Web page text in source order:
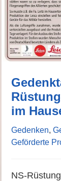
im
Gedenken,
Geförderte
NS-